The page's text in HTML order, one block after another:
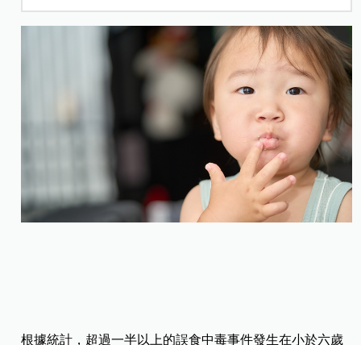
根據統計，超過一半以上的誤食中毒事件發生在小於六歲